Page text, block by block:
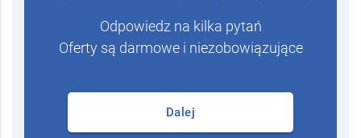
Odpowiedz na kilka pytań
Oferty są darmowe i niezobowiązujące
Dalej